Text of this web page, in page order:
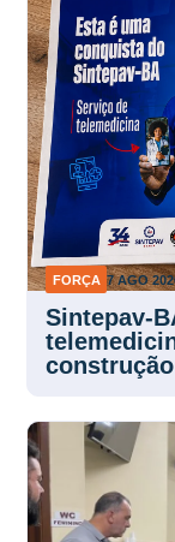
FORÇA
Sintepav-